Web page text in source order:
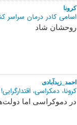
کرونا
اسامی کادر درمان سراسر
روحشان شاد
احمد_زیدآبادی
کرونا، دمکراسی، اقتدارگرایی!
در دموکراسی اما